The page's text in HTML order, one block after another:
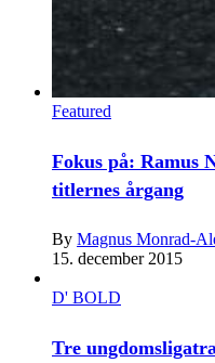
Featured
Fokus på: Ramus
titlernes årgang
By Magnus Monrad-
15. december 2015
D' BOLD
Tre